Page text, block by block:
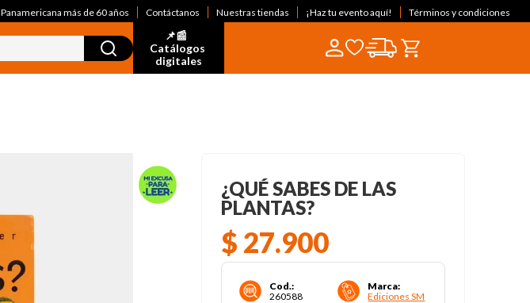
Panamericana más de 60 años Contáctanos Nuestras tiendas ¡Haz tu evento aquí! Términos y condiciones
📌📰
Catálogos
digitales
¿QUÉ SABES DE LAS
PLANTAS?
$ 27.900
Cod.:
260588
Marca:
Ediciones SM